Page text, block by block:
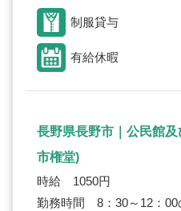
制服貸与
有給休暇
長野県長野市｜公民館
市権堂)
時給 1050円
勤務時間 8：30～12：00